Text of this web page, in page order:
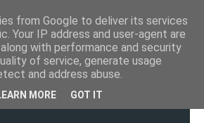
Technologies
Assurant Alia-se à Arcadium
from Google to deliver its services
Your IP address and user-agent are
with performance and security
of service, generate usage
and address abuse.
MORE GOT IT